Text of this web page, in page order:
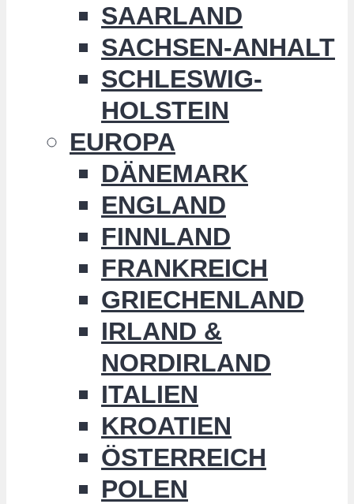
SAARLAND
SACHSEN-ANHALT
SCHLESWIG-
HOLSTEIN
EUROPA
DÄNEMARK
ENGLAND
FINNLAND
FRANKREICH
GRIECHENLAND
IRLAND &
NORDIRLAND
ITALIEN
KROATIEN
ÖSTERREICH
POLEN